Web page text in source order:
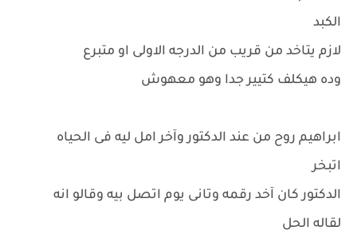
الكبد
لازم يتاخد من قريب من الدرجه الاولى او متبرع
وده هيكلف كتيير جدا وهو معهوش
ابراهيم روح من عند الدكتور وآخر امل ليه فى الحياه
اتبخر
الدكتور كان آخد رقمه وتانى يوم اتصل بيه وقالو انه
لقاله الحل